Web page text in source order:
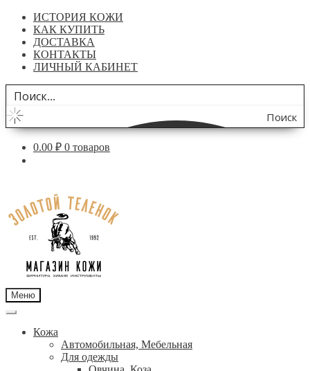
ИСТОРИЯ КОЖИ
КАК КУПИТЬ
ДОСТАВКА
КОНТАКТЫ
ЛИЧНЫЙ КАБИНЕТ
Поиск
по
0.00 ₽ 0 товаров
навигации
содержимому
Меню
Кожа
Автомобильная, Мебельная
Для одежды